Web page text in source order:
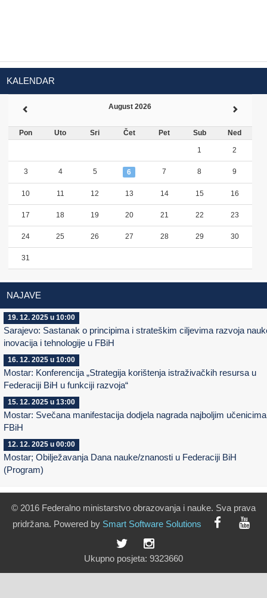
KALENDAR
August 2026
Pon Uto Sri Čet Pet Sub Ned
1 2
3 4 5 6 7 8 9
10 11 12 13 14 15 16
17 18 19 20 21 22 23
24 25 26 27 28 29 30
31
NAJAVE
19. 12. 2025 u 10:00
Sarajevo: Sastanak o principima i strateškim ciljevima razvoja
inovacija i tehnologije u FBiH
16. 12. 2025 u 10:00
Mostar: Konferencija „Strategija korištenja istraživačkih resursa u
Federaciji BiH u funkciji razvoja“
15. 12. 2025 u 13:00
Mostar: Svečana manifestacija dodjela nagrada najboljim
FBiH
12. 12. 2025 u 00:00
Mostar; Obilježavanja Dana nauke/znanosti u Federaciji BiH
(Program)
© 2016 Federalno ministarstvo obrazovanja i nauke. Sva prava
pridržana. Powered by Smart Software Solutions
Ukupno posjeta: 9323660